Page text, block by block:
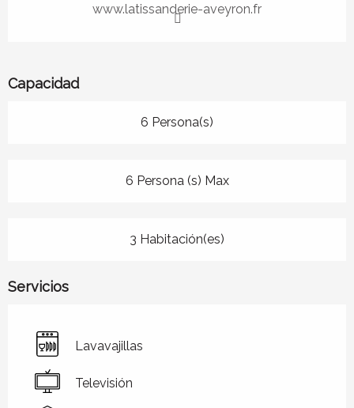
www.latissanderie-aveyron.fr
Capacidad
6 Persona(s)
6 Persona (s) Max
3 Habitación(es)
Servicios
Lavavajillas
Televisión